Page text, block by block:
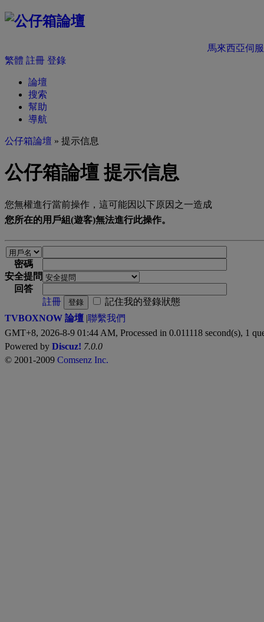
馬來西亞伺
繁體 註冊 登錄
論壇
搜索
幫助
導航
公仔箱論壇 » 提示信息
公仔箱論壇 提示信息
您無權進行當前操作，這可能因以下原因之一造成
您所在的用戶組(遊客)無法進行此操作。
密碼
安全提問
回答
註冊
登錄
記住我的登錄狀態
TVBOXNOW 論壇 |聯繫我們
GMT+8, 2026-8-9 01:44 AM, Processed in 0.011118 second(s), 1
Powered by Discuz! 7.0.0
© 2001-2009 Comsenz Inc.